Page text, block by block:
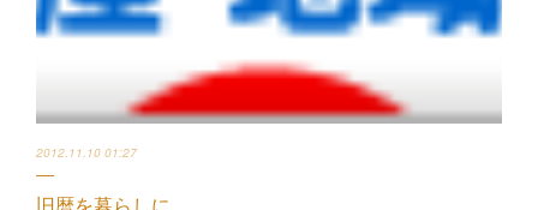
2012.11.10 01:27